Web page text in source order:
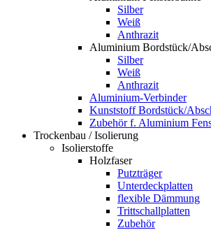
Silber
Weiß
Anthrazit
Aluminium Bordstück/
Silber
Weiß
Anthrazit
Aluminium-Verbinder
Kunststoff Bordstück/
Zubehör f. Aluminium
Trockenbau / Isolierung
Isolierstoffe
Holzfaser
Putzträger
Unterdeckplatten
flexible Dämmung
Trittschallplatten
Zubehör